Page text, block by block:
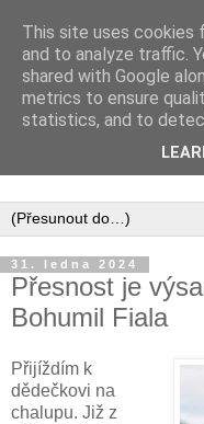
Inspirujte se tím, co píší
31. ledna 2024
Přesnost je
Bohumil Fiala
Přijíždím k
dědečkovi na
chalupu. Již z
This site uses cookies
and to analyze traffic.
shared with Google
metrics to ensure
statistics, and to